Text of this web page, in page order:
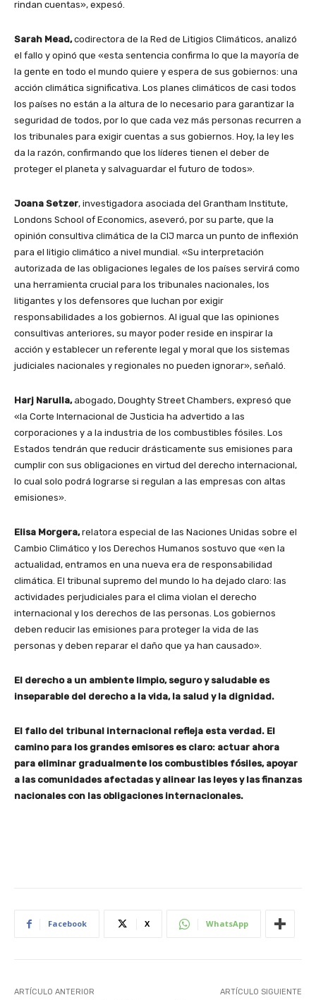
rindan cuentas», expesó.
Sarah Mead,codirectora de la Red de Litigios Climáticos, analizó
el fallo y opinó que «esta sentencia confirma lo que la mayoría de
la gente en todo el mundo quiere y espera de sus gobiernos: una
acción climática significativa. Los planes climáticos de casi todos
los países no están a la altura de lo necesario para garantizar la
seguridad de todos, por lo que cada vez más personas recurren a
los tribunales para exigir cuentas a sus gobiernos. Hoy, la ley les
da la razón, confirmando que los líderes tienen el deber de
proteger el planeta y salvaguardar el futuro de todos».
Joana Setzer, investigadora asociada del Grantham Institute,
Londons School of Economics, aseveró, por su parte, que la
opinión consultiva climática de la CIJ marca un punto de inflexión
para el litigio climático a nivel mundial. «Su interpretación
autorizada de las obligaciones legales de los países servirá como
una herramienta crucial para los tribunales nacionales, los
litigantes y los defensores que luchan por exigir
responsabilidades a los gobiernos. Al igual que las opiniones
consultivas anteriores, su mayor poder reside en inspirar la
acción y establecer un referente legal y moral que los sistemas
judiciales nacionales y regionales no pueden ignorar», señaló.
Harj Narulla,abogado, Doughty Street Chambers, expresó que
«la Corte Internacional de Justicia ha advertido a las
corporaciones y a la industria de los combustibles fósiles. Los
Estados tendrán que reducir drásticamente sus emisiones para
cumplir con sus obligaciones en virtud del derecho internacional,
lo cual solo podrá lograrse si regulan a las empresas con altas
emisiones».
Elisa Morgera,relatora especial de las Naciones Unidas sobre el
Cambio Climático y los Derechos Humanos sostuvo que «en la
actualidad, entramos en una nueva era de responsabilidad
climática. El tribunal supremo del mundo lo ha dejado claro: las
actividades perjudiciales para el clima violan el derecho
internacional y los derechos de las personas. Los gobiernos
deben reducir las emisiones para proteger la vida de las
personas y deben reparar el daño que ya han causado».
El derecho a un ambiente limpio, seguro y saludable es
inseparable del derecho a la vida, la salud y la dignidad.
El fallo del tribunal internacional refleja esta verdad. El
camino para los grandes emisores es claro: actuar ahora
para eliminar gradualmente los combustibles fósiles, apoyar
a las comunidades afectadas y alinear las leyes y las finanzas
nacionales con las obligaciones internacionales.
Facebook X WhatsApp
ARTÍCULO ANTERIOR ARTÍCULO SIGUIENTE